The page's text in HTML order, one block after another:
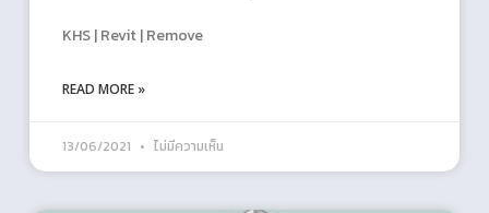
KHS | Revit | Remove
READ MORE »
13/06/2021 ไม่มีความเห็น